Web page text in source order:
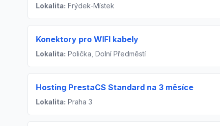
Lokalita: Frýdek-Místek
Konektory pro WIFI kabely
Lokalita: Polička, Dolní Předměstí
Hosting PrestaCS Standard na 3 měsíce
Lokalita: Praha 3